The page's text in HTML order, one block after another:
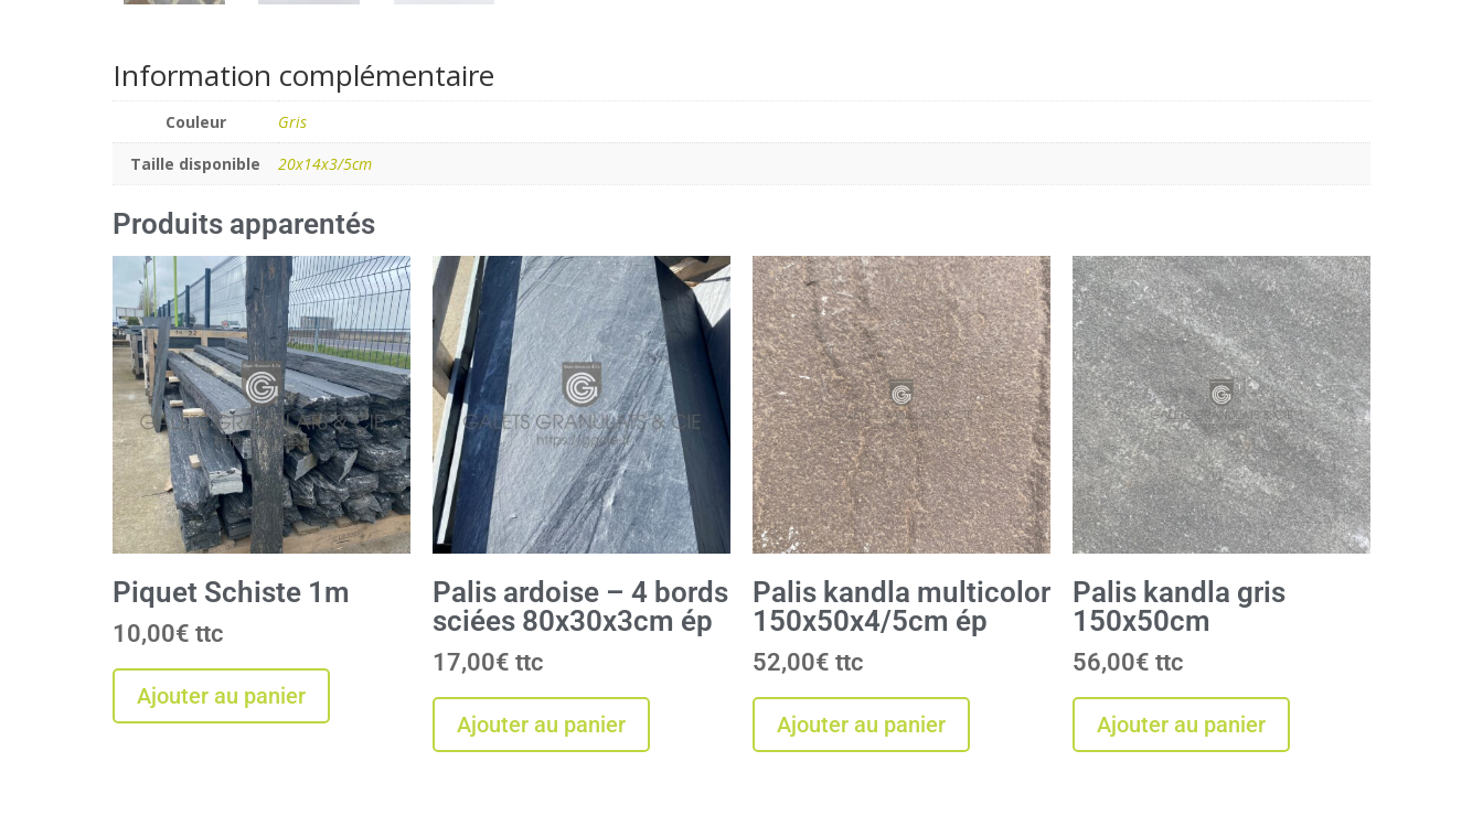
Information complémentaire
Couleur
Gris
Taille disponible
20x14x3/5cm
Produits apparentés
Piquet Schiste 1m
10,00€
Ajouter au panier
Palis ardoise – 4 bords
sciées 80x30x3cm ép
17,00€
Ajouter au panier
Palis kandla multicolor
150x50x4/5cm ép
52,00€
Ajouter au panier
Palis kandla gris
150x50cm
56,00€
Ajouter au panier